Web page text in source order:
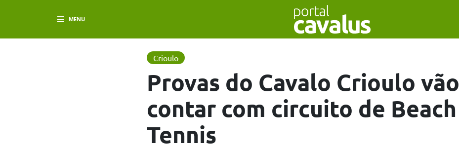
MENU
Crioulo
Provas do Cavalo Crioulo vão
contar com circuito de Beach
Tennis